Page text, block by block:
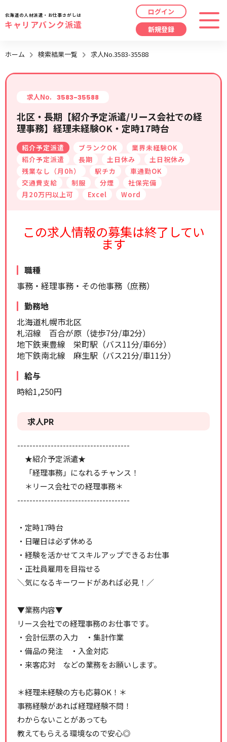
職種 指定なし
給与 時給/日給/月給から選択
こだわり 指定なし
キーワード 指定なし
リセット 検索する
最近見た求人
最近利用した検索条件
検索履歴はありません。
北海道の人材派遣・お仕事さがしは
キャリアバンク派遣
ログイン
新規登録
ホーム 検索結果一覧 求人No.3583-35588
求人No. 3583-35588
北区・長期【紹介予定派遣/リース会社での経
理事務】経理未経験OK・定時17時台
紹介予定派遣 ブランクOK
業界未経験OK
紹介予定派遣
長期 土日休み
土日祝休み
残業なし（月0h）
駅チカ
車通勤OK
交通費支給
制服 分煙
社保完備
月20万円以上可
Excel Word
この求人情報の募集は終了してい
ます
職種
事務・経理事務・その他事務（庶務）
勤務地
北海道札幌市北区
札沼線 百合が原（徒歩7分/車2分）
地下鉄東豊線 栄町駅（バス11分/車6分）
地下鉄南北線 麻生駅（バス21分/車11分）
給与
時給1,250円
求人PR
-------------------------------------
★紹介予定派遣★
「経理事務」になれるチャンス！
＊リース会社での経理事務＊
-------------------------------------
・定時17時台
・日曜日は必ず休める
・経験を活かせてスキルアップできるお仕事
・正社員雇用を目指せる
＼気になるキーワードがあれば必見！／
▼業務内容▼
リース会社での経理事務のお仕事です。
・会計伝票の入力 ・集計作業
・備品の発注 ・入金対応
・来客応対 などの業務をお願いします。
＊経理未経験の方も応募OK！＊
事務経験があれば経理経験不問！
わからないことがあっても
教えてもらえる環境なので安心◎